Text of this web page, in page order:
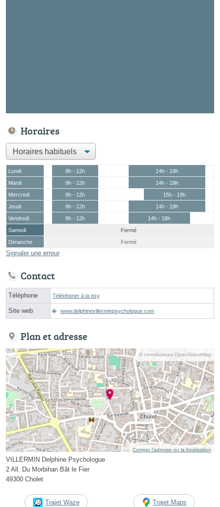
Horaires
Lundi 9h - 12h
14h - 19h
Mardi
9h - 12h
14h - 19h
Mercredi
9h - 12h
15h - 19h
Jeudi
9h - 12h
14h - 19h
Vendredi
9h - 12h
14h - 18h
Samedi
Fermé
Dimanche
Fermé
Signaler une erreur
Contact
Téléphone Téléphoner à la psy
Site web www.delphinevillerminpsychologue.com
Plan et adresse
© contributeurs OpenStreetMap
Corriger l’adresse ou la localisation
VILLERMIN Delphine Psychologue
2 All. Du Morbihan Bât le Fier
49300 Cholet
Trajet Waze Trajet Maps